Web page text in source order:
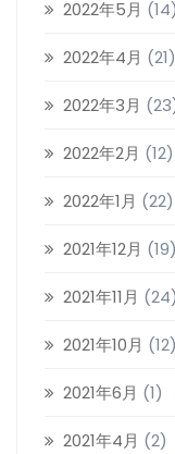
2022年5月 (14)
2022年4月 (21)
2022年3月
2022年2月 (12)
2022年1月 (22)
2021年12月 (19)
2021年11月 (24)
2021年10月 (12)
2021年6月 (1)
2021年4月 (2)